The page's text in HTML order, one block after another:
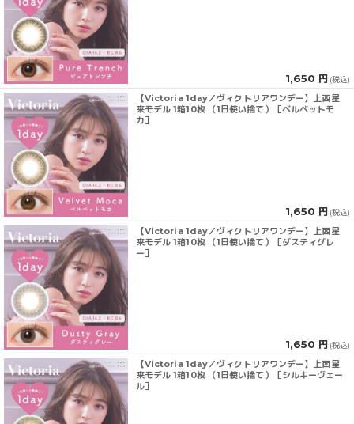
1,650 円 (税込)
【Victoria 1day／ヴィクトリアワンデー】上西星
来モデル 1箱10枚 （1日使い捨て）［ベルベットモ
カ］
1,650 円 (税込)
【Victoria 1day／ヴィクトリアワンデー】上西星
来モデル 1箱10枚 （1日使い捨て）［ダスティグレ
ー］
1,650 円 (税込)
【Victoria 1day／ヴィクトリアワンデー】上西星
来モデル 1箱10枚 （1日使い捨て）［シルキーヴェー
ル］